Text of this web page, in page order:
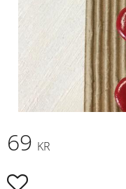
69 KR
Lägg till i favoriter